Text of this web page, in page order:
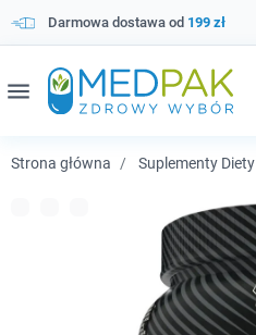
Darmowa dostawa od 199 zł
menu
Strona główna Suplementy Diety